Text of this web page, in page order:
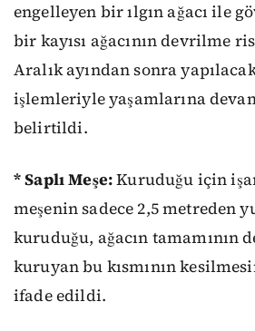
engelleyen bir ılgın ağacı ile
bir kayısı ağacının devrilme
Aralık ayından sonra
işlemleriyle yaşamlarına
belirtildi.
* Saplı Meşe:Kuruduğu için
meşenin sadece 2,5 metreden
kuruduğu, ağacın tamamının
kuruyan bu kısmının
ifade edildi.